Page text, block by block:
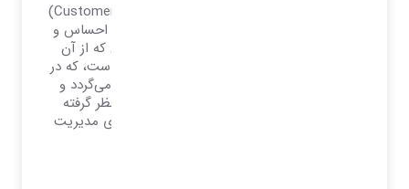
رضایت مشتری، (به انگلیسی: Customer satisfaction)
اصطلاحی در بازاریابی می‌باشد و عبارتست از احساس و
نگرش مشتری نسبت به محصول یا خدمتی که از آن
استفاده کرده است. رضایت مشتری واکنشی است، که در
رفتار بلندمدت مشتری توسط شرکت بررسی می‌گردد و
به‌عنوان ابزار مهمی در فعالیت بازاریابی در نظر گرفته
می‌شود، که فعالیت خود را بر ارتباط با مشتری مدیریت